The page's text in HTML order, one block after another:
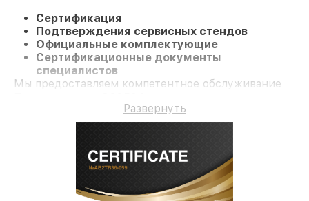
Сертификация
Подтверждения сервисных стендов
Официальные комплектующие
Сертификационные документы
специалистов
Мы предоставляем компетентное обслуживание
Развернуть